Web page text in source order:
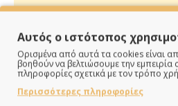
ΠΑΡΑΔΙΔΟΥΜΕ
Άμεση αποστολή της
Αυτός ο ιστότοπος
Ορισμένα από αυτά τα cookies είναι
βοηθούν να βελτιώσουμε την
πληροφορίες σχετικά με τον τρόπο
Περισσότερες πληροφορίες